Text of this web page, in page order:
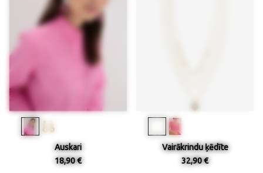
Auskari
18,90 €
Vairākrindu ķēdīte
32,90 €